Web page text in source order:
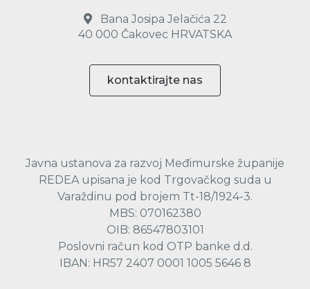
Bana Josipa Jelačića 22
40 000 Čakovec HRVATSKA
kontaktirajte nas
Javna ustanova za razvoj Međimurske županije
REDEA upisana je kod Trgovačkog suda u
Varaždinu pod brojem Tt-18/1924-3.
MBS: 070162380
OIB: 86547803101
Poslovni račun kod OTP banke d.d.
IBAN: HR57 2407 0001 1005 5646 8